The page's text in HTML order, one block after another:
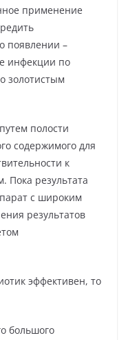
применение
появлении –
инфекции по
золотистым
полости
содержимого для
к
Пока результата
с широким
результатов
эффективен, то
большого